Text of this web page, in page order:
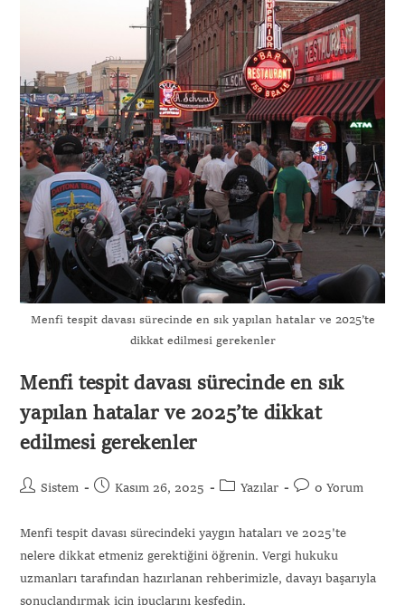
Menfi tespit davası sürecinde en sık yapılan hatalar ve 2025’te
dikkat edilmesi gerekenler
Menfi tespit davası sürecinde en sık
yapılan hatalar ve 2025’te dikkat
edilmesi gerekenler
Sistem Kasım 26, 2025 Yazılar 0 Yorum
Menfi tespit davası sürecindeki yaygın hataları ve 2025'te
nelere dikkat etmeniz gerektiğini öğrenin. Vergi hukuku
uzmanları tarafından hazırlanan rehberimizle, davayı başarıyla
sonuçlandırmak için ipuçlarını keşfedin.